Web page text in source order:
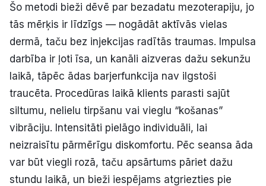
Šo metodi bieži dēvē par bezadatu mezoterapiju, jo
tās mērķis ir līdzīgs — nogādāt aktīvās vielas
dermā, taču bez injekcijas radītās traumas. Impulsa
darbība ir ļoti īsa, un kanāli aizveras dažu sekunžu
laikā, tāpēc ādas barjerfunkcija nav ilgstoši
traucēta. Procedūras laikā klients parasti sajūt
siltumu, nelielu tirpšanu vai vieglu “košanas”
vibrāciju. Intensitāti pielāgo individuāli, lai
neizraisītu pārmērīgu diskomfortu. Pēc seansa āda
var būt viegli rozā, taču apsārtums pāriet dažu
stundu laikā, un bieži iespējams atgriezties pie